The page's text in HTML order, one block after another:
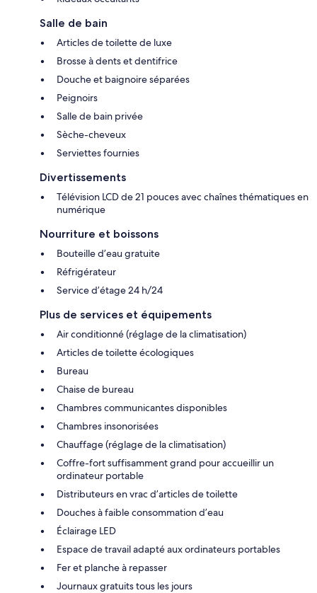
Salle de bain
Articles de toilette de luxe
Brosse à dents et dentifrice
Douche et baignoire séparées
Peignoirs
Salle de bain privée
Sèche-cheveux
Serviettes fournies
Divertissements
Télévision LCD de 21 pouces avec chaînes thématiques en
numérique
Nourriture et boissons
Bouteille d’eau gratuite
Réfrigérateur
Service d’étage 24 h/24
Plus de services et équipements
Air conditionné (réglage de la climatisation)
Articles de toilette écologiques
Bureau
Chaise de bureau
Chambres communicantes disponibles
Chambres insonorisées
Chauffage (réglage de la climatisation)
Coffre-fort suffisamment grand pour accueillir un
ordinateur portable
Distributeurs en vrac d’articles de toilette
Douches à faible consommation d’eau
Éclairage LED
Espace de travail adapté aux ordinateurs portables
Fer et planche à repasser
Journaux gratuits tous les jours